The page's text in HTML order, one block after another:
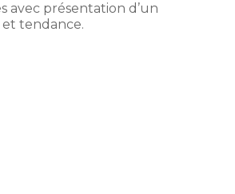
avec présentation d’un
tendance.